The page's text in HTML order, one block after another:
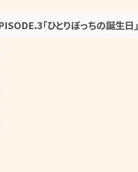
「ひとりぼっちの誕生日」